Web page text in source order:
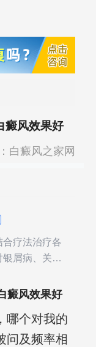
癜风效果好
白癜风之家网
疗法治疗各
屑病、关节
癜风效果好
哪个对我的
问及频率相